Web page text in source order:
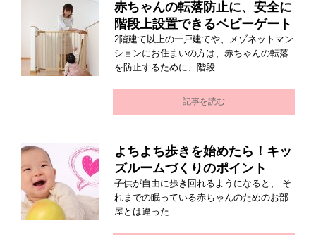
赤ちゃんの転落防止に、安全に
階段上設置できるベビーゲート
2階建て以上の一戸建てや、メゾネットマン
ションにお住まいの方は、赤ちゃんの転落
を防止するために、階段
記事を読む
よちよち歩きを始めたら！キッ
ズルームづくりのポイント
子供が自由に歩き回れるようになると、 そ
れまでの眠っている赤ちゃんのためのお部
屋とは違った